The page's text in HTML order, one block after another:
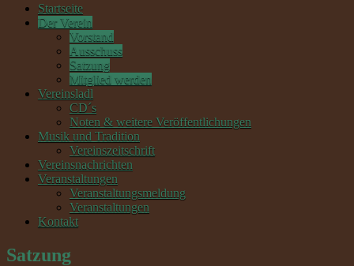
Startseite
Der Verein
Vorstand
Ausschuss
Satzung
Mitglied werden
Vereinsladl
CD´s
Noten & weitere Veröffentlichungen
Musik und Tradition
Vereinszeitschrift
Vereinsnachrichten
Veranstaltungen
Veranstaltungsmeldung
Veranstaltungen
Kontakt
Satzung